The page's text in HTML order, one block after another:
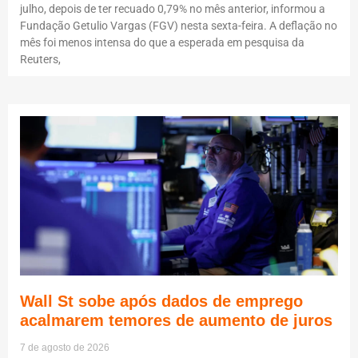
julho, depois de ter recuado 0,79% no mês anterior, informou a
Fundação Getulio Vargas (FGV) nesta sexta-feira. A deflação no
mês foi menos intensa do que a esperada em pesquisa da
Reuters,
Wall St sobe após dados de emprego
acalmarem temores de aumento de juros
7 de agosto de 2026